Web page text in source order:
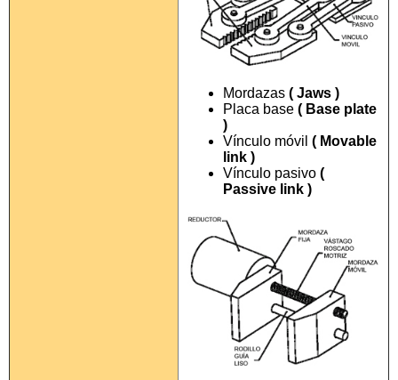
Mordazas ( Jaws )
Placa base ( Base plate
)
Vínculo móvil ( Movable
link )
Vínculo pasivo (
Passive link )